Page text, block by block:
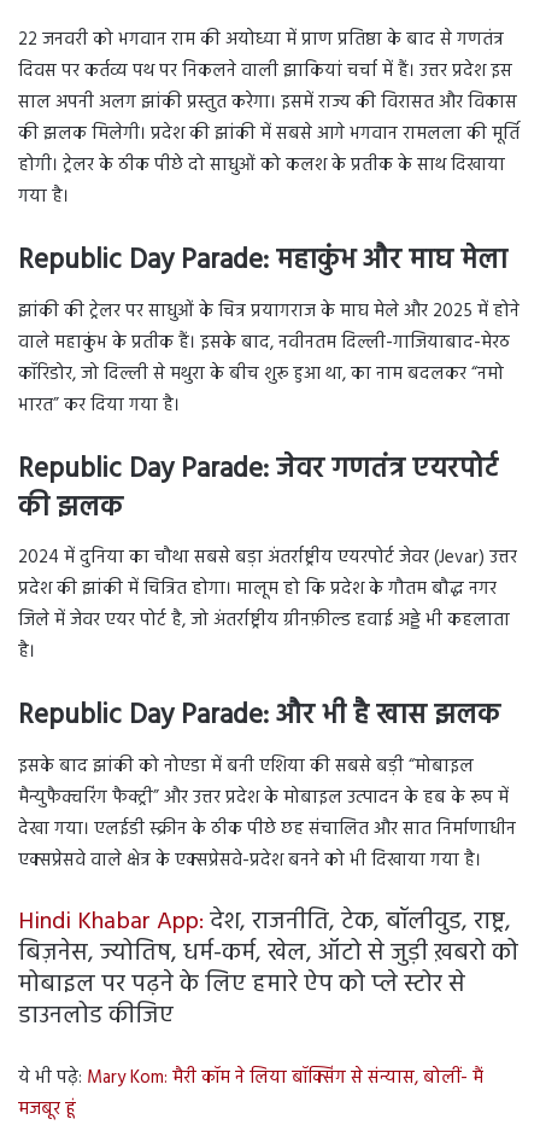
22 जनवरी को भगवान राम की अयोध्या में प्राण प्रतिष्ठा के बाद से गणतंत्र
दिवस पर कर्तव्य पथ पर निकलने वाली झाकियां चर्चा में हैं। उत्तर प्रदेश इस
साल अपनी अलग झांकी प्रस्तुत करेगा। इसमें राज्य की विरासत और विकास
की झलक मिलेगी। प्रदेश की झांकी में सबसे आगे भगवान रामलला की मूर्ति
होगी। ट्रेलर के ठीक पीछे दो साधुओं को कलश के प्रतीक के साथ दिखाया
गया है।
Republic Day Parade: महाकुंभ और माघ मेला
झांकी की ट्रेलर पर साधुओं के चित्र प्रयागराज के माघ मेले और 2025 में होने
वाले महाकुंभ के प्रतीक हैं। इसके बाद, नवीनतम दिल्ली-गाजियाबाद-मेरठ
कॉरिडोर, जो दिल्ली से मथुरा के बीच शुरू हुआ था, का नाम बदलकर “नमो
भारत” कर दिया गया है।
Republic Day Parade: जेवर गणतंत्र एयरपोर्ट
की झलक
2024 में दुनिया का चौथा सबसे बड़ा अंतर्राष्ट्रीय एयरपोर्ट जेवर (Jevar) उत्तर
प्रदेश की झांकी में चित्रित होगा। मालूम हो कि प्रदेश के गौतम बौद्ध नगर
जिले में जेवर एयर पोर्ट है, जो अंतर्राष्ट्रीय ग्रीनफ़ील्ड हवाई अड्डे भी कहलाता
है।
Republic Day Parade: और भी है खास झलक
इसके बाद झांकी को नोएडा में बनी एशिया की सबसे बड़ी “मोबाइल
मैन्युफैक्चरिंग फैक्ट्री” और उत्तर प्रदेश के मोबाइल उत्पादन के हब के रूप में
देखा गया। एलईडी स्क्रीन के ठीक पीछे छह संचालित और सात निर्माणाधीन
एक्सप्रेसवे वाले क्षेत्र के एक्सप्रेसवे-प्रदेश बनने को भी दिखाया गया है।
Hindi Khabar App:देश, राजनीति, टेक, बॉलीवुड, राष्ट्र,
बिज़नेस, ज्योतिष, धर्म-कर्म, खेल, ऑटो से जुड़ी ख़बरो को
मोबाइल पर पढ़ने के लिए हमारे ऐप को प्ले स्टोर से
डाउनलोड कीजिए
ये भी पढ़े: Mary Kom: मैरी कॉम ने लिया बॉक्सिंग से संन्यास, बोलीं- मैं
मजबूर हूं